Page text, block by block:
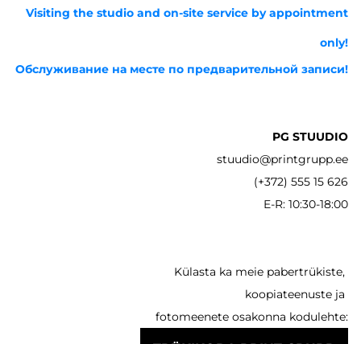
Visiting the studio and on-site service by appointment
only!
Обслуживание на месте по предварительной записи!
PG STUUDIO
stuudio@printgrupp.ee
(+372) 555 15 626
E-R: 10:30-18:00
Külasta ka meie pabertrükiste,
koopiateenuste ja
fotomeenete osakonna kodulehte: